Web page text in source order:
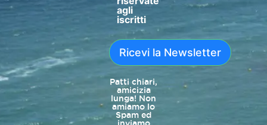
agli
iscritti
Ricevi la Newsletter
Patti chiari,
amicizia
lunga! Non
amiamo lo
Spam ed
inviamo